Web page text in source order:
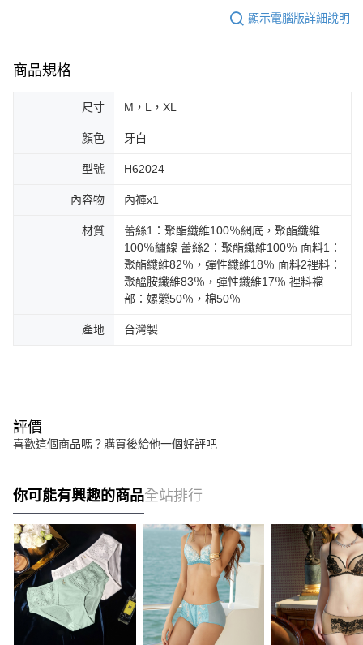
顯示電腦版詳細說明
商品規格
尺寸 M，L，XL
顏色 牙白
型號 H62024
內容物 內褲x1
材質
蕾絲1：聚酯纖維100％網底，聚酯纖維
100％繡線 蕾絲2：聚酯纖維100％ 面料1：
聚酯纖維82％，彈性纖維18％ 面料2裡料：
聚醯胺纖維83％，彈性纖維17％ 裡料襠
部：嫘縈50％，棉50％
產地 台灣製
評價
喜歡這個商品嗎？購買後給他一個好評吧
你可能有興趣的商品全站排行